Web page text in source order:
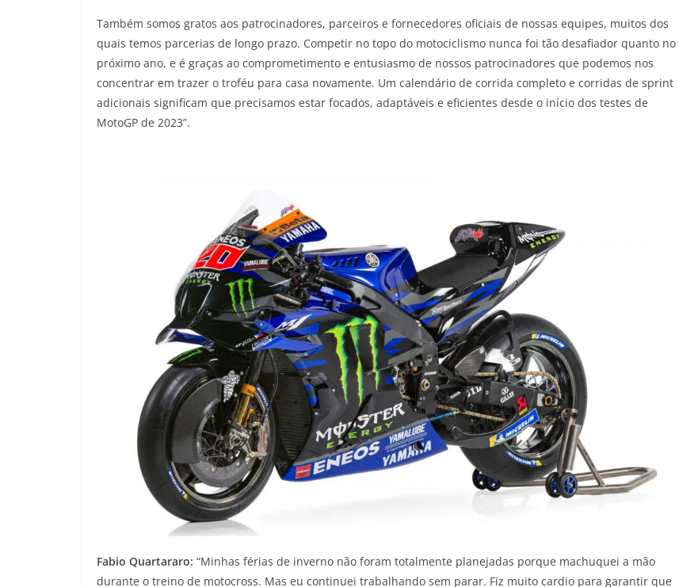
Também somos gratos aos patrocinadores, parceiros e fornecedores oficiais de nossas equipes, muitos dos
quais temos parcerias de longo prazo. Competir no topo do motociclismo nunca foi tão desafiador quanto no
próximo ano, e é graças ao comprometimento e entusiasmo de nossos patrocinadores que podemos nos
concentrar em trazer o troféu para casa novamente. Um calendário de corrida completo e corridas de sprint
adicionais significam que precisamos estar focados, adaptáveis ​​e eficientes desde o início dos testes de
MotoGP de 2023”.
Fabio Quartararo: “Minhas férias de inverno não foram totalmente planejadas porque machuquei a mão
durante o treino de motocross. Mas eu continuei trabalhando sem parar. Fiz muito cardio para garantir que